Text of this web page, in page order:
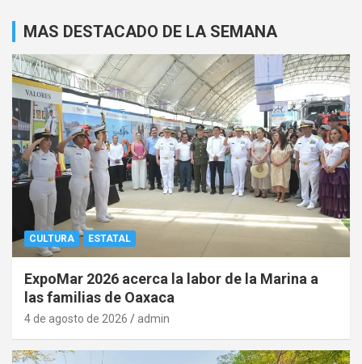
MAS DESTACADO DE LA SEMANA
CULTURA ESTATAL
ExpoMar 2026 acerca la labor de la Marina a
las familias de Oaxaca
4 de agosto de 2026 admin